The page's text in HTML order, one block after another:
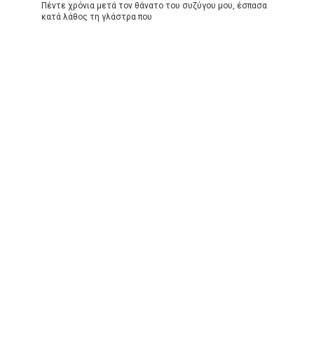
Πέντε χρόνια μετά τον θάνατο του συζύγου μου, έσπασα
κατά λάθος τη γλάστρα που